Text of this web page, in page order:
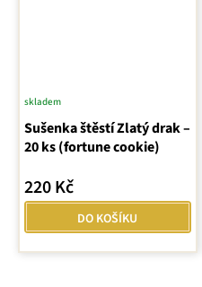
Sušenka štěstí Zlatý drak –
20 ks (fortune cookie)
Průměrné
hodnocení
produktu
5,0
5
hvězdiček.
skladem
220 Kč
DO KOŠÍKU